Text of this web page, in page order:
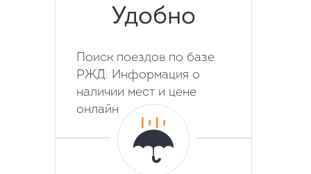
Удобно
Поиск поездов по базе
РЖД. Информация о
наличии мест и цене
онлайн